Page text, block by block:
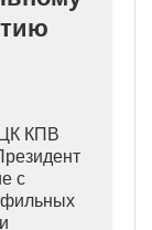
ЦК КПВ
с